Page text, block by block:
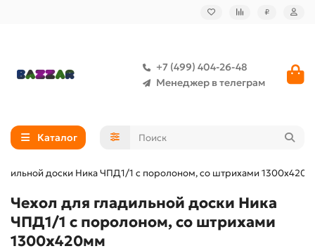
₽
+7 (499) 404-26-48
Менеджер в телеграм
Каталог
доски Ника ЧПД1/1 с поролоном, со штрихами
Чехол для гладильной доски Ника
ЧПД1/1 с поролоном, со штрихами
1300х420мм